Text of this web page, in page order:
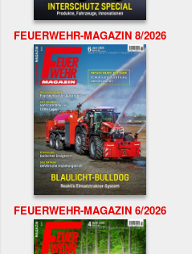
FEUERWEHR-MAGAZIN 8/2026
FEUERWEHR-MAGAZIN 6/2026